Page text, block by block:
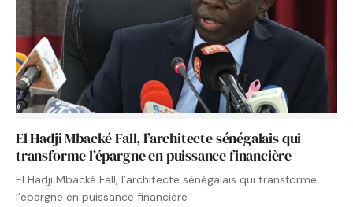
El Hadji Mbacké Fall, l’architecte sénégalais qui
transforme l’épargne en puissance financière
El Hadji Mbacké Fall, l’architecte sénégalais qui transforme
l’épargne en puissance financière